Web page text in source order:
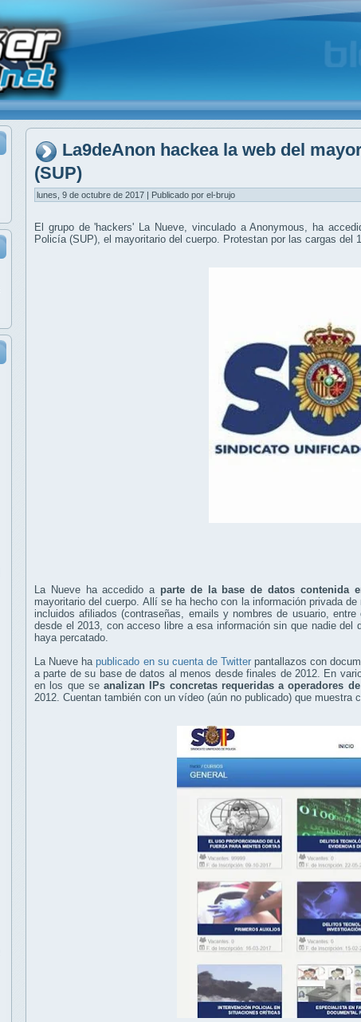
La9deAnon hackea la web del
(SUP)
lunes, 9 de octubre de 2017 | Publicado por el-brujo
El grupo de 'hackers' La Nueve, vinculado a Anonymous, ha
Policía (SUP), el mayoritario del cuerpo. Protestan por las cargas
La Nueve ha accedido a parte de la base de datos contenida
mayoritario del cuerpo. Allí se ha hecho con la información privada
incluidos afiliados (contraseñas, emails y nombres de usuario,
desde el 2013, con acceso libre a esa información sin que nadie
haya percatado.
La Nueve hapublicado en su cuenta de Twitter pantallazos con
a parte de su base de datos al menos desde finales de 2012. En
en los que seanalizan IPs concretas requeridas a operadores
2012. Cuentan también con un vídeo (aún no publicado) que muestra